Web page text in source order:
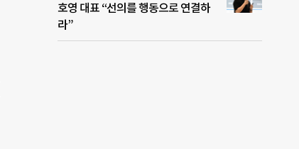
호영 대표 “선의를 행동으로 연결하
라”